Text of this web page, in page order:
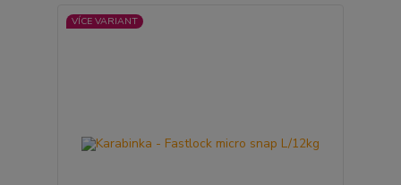
VÍCE VARIANT